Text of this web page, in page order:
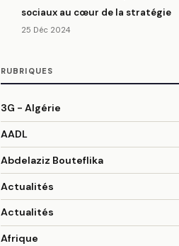
sociaux au cœur de la stratégie
25 Déc 2024
RUBRIQUES
3G - Algérie
AADL
Abdelaziz Bouteflika
Actualités
Actualités
Afrique